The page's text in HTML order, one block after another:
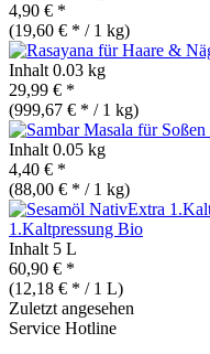
4,90 € *
(19,60 € * / 1 kg)
Inhalt 0.03 kg
29,99 € *
(999,67 € * / 1 kg)
Inhalt 0.05 kg
4,40 € *
(88,00 € * / 1 kg)
1.Kaltpressung Bio
Inhalt 5 L
60,90 € *
(12,18 € * / 1 L)
Zuletzt angesehen
Service Hotline